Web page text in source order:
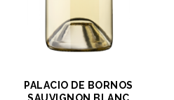
PALACIO DE BORNOS